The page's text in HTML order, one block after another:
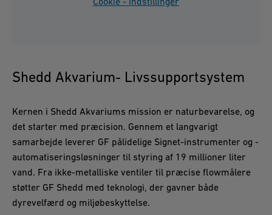
Shedd Akvarium- Livssupportsystem
Kernen i Shedd Akvariums mission er naturbevarelse, og
det starter med præcision. Gennem et langvarigt
samarbejde leverer GF pålidelige Signet-instrumenter og -
automatiseringsløsninger til styring af 19 millioner liter
vand. Fra ikke-metalliske ventiler til præcise flowmålere
støtter GF Shedd med teknologi, der gavner både
dyrevelfærd og miljøbeskyttelse.